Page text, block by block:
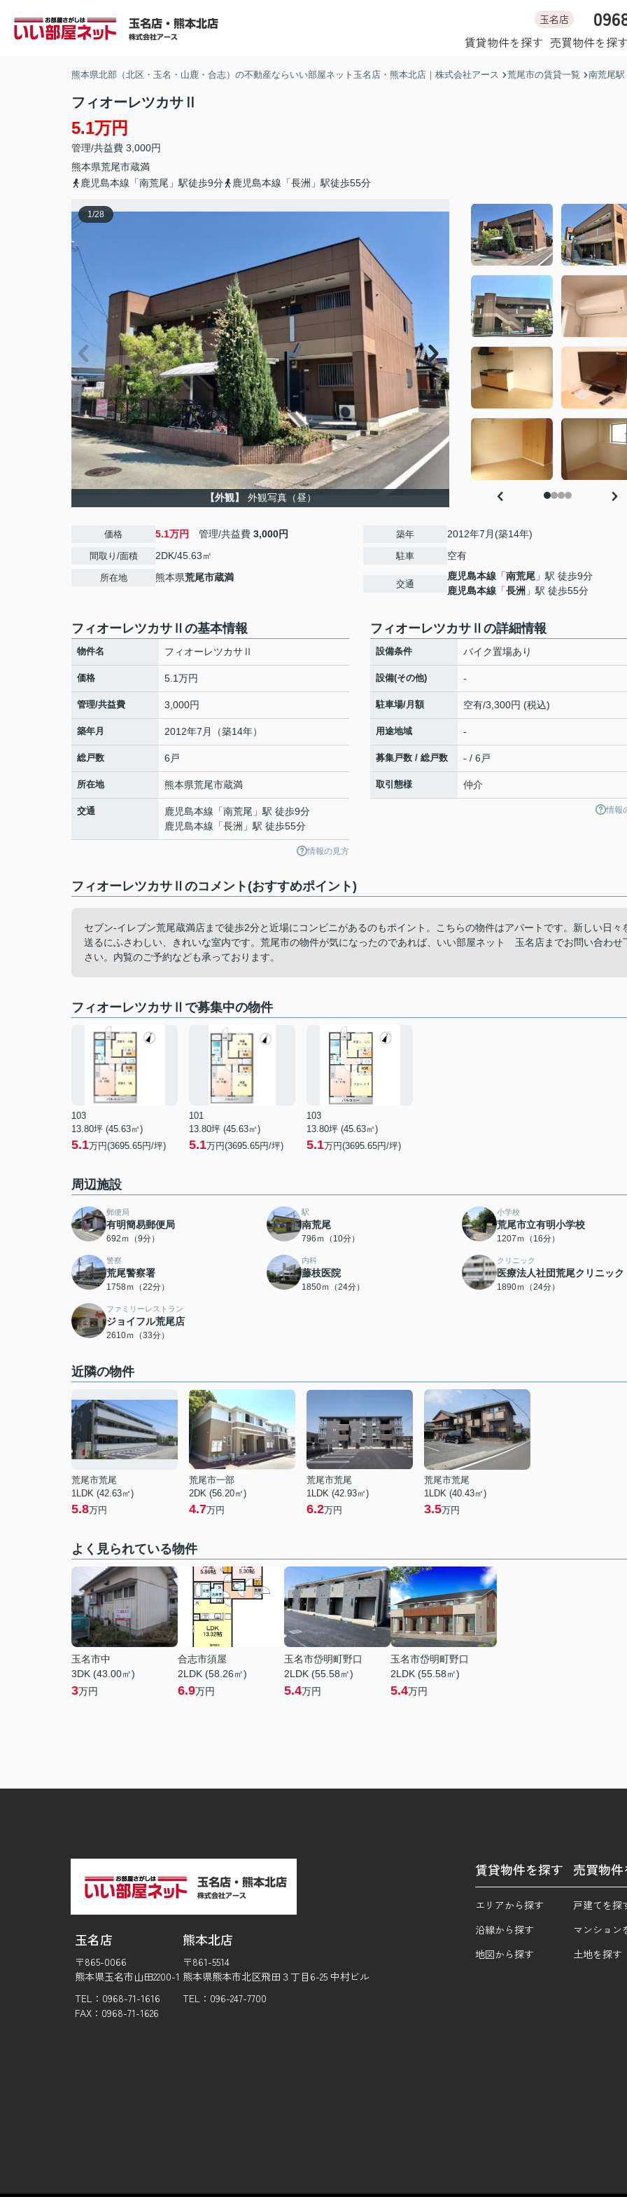
玉名店
賃貸物件を探す 売買物件を探
熊本県北部（北区・玉名・山鹿・合志）の不動産ならいい部屋ネット玉名店・熊本北店｜株式会社アース 荒尾市の賃貸一覧 南荒尾駅
フィオーレツカサⅡ
5.1万円
管理/共益費 3,000円
熊本県荒尾市蔵満
鹿児島本線「南荒尾」駅徒歩9分
鹿児島本線「長洲」駅徒歩55分
1/28
【外観】 外観写真（昼）
価格 5.1万円 管理/共益費 3,000円
間取り/面積 2DK/45.63㎡
所在地 熊本県荒尾市蔵満
築年 2012年7月(築14年)
駐車 空有
交通
鹿児島本線 「南荒尾 」駅 徒歩9分
鹿児島本線 「長洲 」駅 徒歩55分
フィオーレツカサⅡの基本情報
物件名 フィオーレツカサⅡ
価格 5.1万円
管理/共益費 3,000円
築年月 2012年7月（築14年）
総戸数 6戸
所在地 熊本県荒尾市蔵満
交通 鹿児島本線 「南荒尾 」駅 徒歩9分
鹿児島本線 「長洲 」駅 徒歩55分
情報の見方
フィオーレツカサⅡの詳細情報
設備条件 バイク置場あり
設備(その他) -
駐車場/月額 空有/3,300円 (税込)
用途地域 -
募集戸数 / 総戸数 - / 6戸
取引態様 仲介
情報
フィオーレツカサⅡのコメント(おすすめポイント)
セブン-イレブン荒尾蔵満店まで徒歩2分と近場にコンビニがあるのもポイント。こちらの物件はアパートです。新しい日々
送るにふさわしい、きれいな室内です。荒尾市の物件が気になったのであれば、いい部屋ネット 玉名店までお問い合わせ
さい。内覧のご予約なども承っております。
フィオーレツカサⅡで募集中の物件
103
13.80坪 (45.63㎡)
5.1万円(3695.65円/坪)
101
13.80坪 (45.63㎡)
5.1万円(3695.65円/坪)
103
13.80坪 (45.63㎡)
5.1万円(3695.65円/坪)
周辺施設
郵便局
有明簡易郵便局
692ｍ（9分）
駅
南荒尾
796ｍ（10分）
小学校
荒尾市立有明小学校
1207ｍ（16分）
警察
荒尾警察署
1758ｍ（22分）
内科
藤枝医院
1850ｍ（24分）
クリニック
医療法人社団荒尾クリニック
1890ｍ（24分）
ファミリーレストラン
ジョイフル荒尾店
2610ｍ（33分）
近隣の物件
荒尾市荒尾
1LDK (42.63㎡)
5.8万円
荒尾市一部
2DK (56.20㎡)
4.7万円
荒尾市荒尾
1LDK (42.93㎡)
6.2万円
荒尾市荒尾
1LDK (40.43㎡)
3.5万円
よく見られている物件
玉名市中
3DK (43.00㎡)
3万円
合志市須屋
2LDK (58.26㎡)
6.9万円
玉名市岱明町野口
2LDK (55.58㎡)
5.4万円
玉名市岱明町野口
2LDK (55.58㎡)
5.4万円
玉名店
〒865-0066
熊本県玉名市山田2200-1
TEL：0968-71-1616
FAX：0968-71-1626
熊本北店
〒861-5514
熊本県熊本市北区飛田３丁目6-25 中村ビル
TEL：096-247-7700
賃貸物件を探す
エリアから探す
沿線から探す
地図から探す
売買物
戸建てを探
マンション
土地を探す